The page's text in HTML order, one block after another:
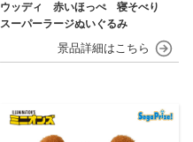
ウッディ 赤いほっぺ 寝そべり
スーパーラージぬいぐるみ